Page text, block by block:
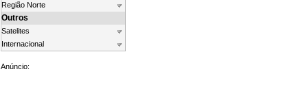
Região Norte
Outros
Satelites
Internacional
Anúncio: